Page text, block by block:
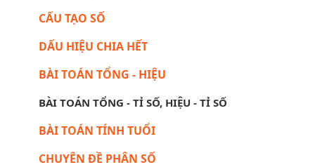
CẤU TẠO SỐ
DẤU HIỆU CHIA HẾT
BÀI TOÁN TỔNG - HIỆU
BÀI TOÁN TỔNG - TỈ SỐ, HIỆU - TỈ SỐ
BÀI TOÁN TÍNH TUỔI
CHUYÊN ĐỀ PHÂN SỐ